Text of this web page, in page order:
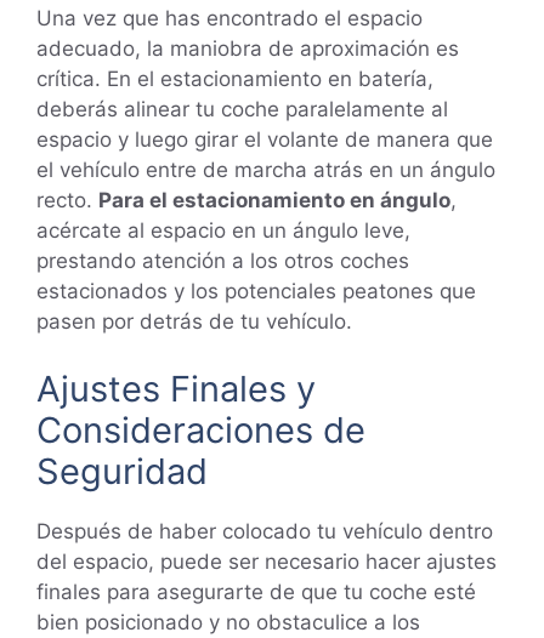
Una vez que has encontrado el espacio
adecuado, la maniobra de aproximación es
crítica. En el estacionamiento en batería,
deberás alinear tu coche paralelamente al
espacio y luego girar el volante de manera que
el vehículo entre de marcha atrás en un ángulo
recto. Para el estacionamiento en ángulo,
acércate al espacio en un ángulo leve,
prestando atención a los otros coches
estacionados y los potenciales peatones que
pasen por detrás de tu vehículo.
Ajustes Finales y
Consideraciones de
Seguridad
Después de haber colocado tu vehículo dentro
del espacio, puede ser necesario hacer ajustes
finales para asegurarte de que tu coche esté
bien posicionado y no obstaculice a los